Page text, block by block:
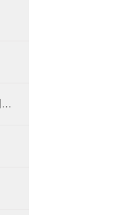
润滑油·柴油汽油氧化安定性测定仪